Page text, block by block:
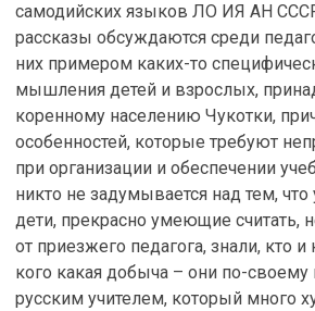
самодийских языков ЛО ИЯ АН
рассказы обсуждаются среди
них примером каких-то
мышления детей и взрослых,
коренному населению Чукотки,
особенностей, которые требуют
при организации и обеспечении
никто не задумывается над тем,
дети, прекрасно умеющие считать,
от приезжего педагога, знали, кто и
кого какая добыча – они по-
русским учителем, который много